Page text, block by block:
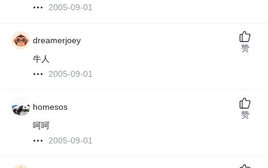
2005-09-01
dreamerjoey
牛人
2005-09-01
赞
homesos
呵呵
2005-09-01
赞